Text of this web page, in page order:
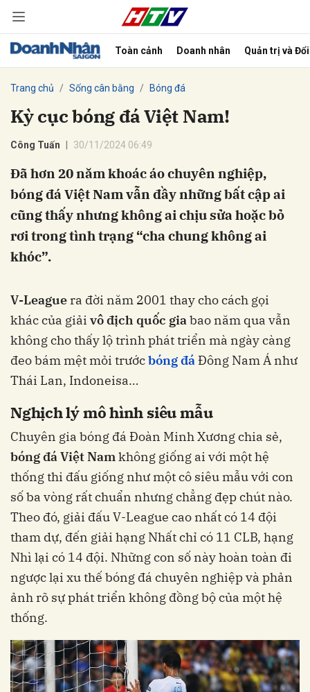
Toàn cảnh Doanh nhân Quản trị và
Trang chủ Sống cân bằng Bóng đá
Kỳ cục bóng đá Việt Nam!
Công Tuấn 30/11/2024 06:49
Đã hơn 20 năm khoác áo chuyên nghiệp,
bóng đá Việt Nam vẫn đầy những bất cập ai
cũng thấy nhưng không ai chịu sửa hoặc bỏ
rơi trong tình trạng “cha chung không ai
khóc”.
V-League ra đời năm 2001 thay cho cách gọi
khác của giải vô địch quốc giabao năm qua vẫn
không cho thấy lộ trình phát triển mà ngày càng
đeo bám mệt mỏi trướcbóng đáĐông Nam Á như
Thái Lan, Indoneisa…
Nghịch lý mô hình siêu mẫu
Chuyên gia bóng đá Đoàn Minh Xương chia sẻ,
bóng đá Việt Nam không giống ai với một hệ
thống thi đấu giống như một cô siêu mẫu với con
số ba vòng rất chuẩn nhưng chẳng đẹp chút nào.
Theo đó, giải đấu V-League cao nhất có 14 đội
tham dự, đến giải hạng Nhất chỉ có 11 CLB, hạng
Nhì lại có 14 đội. Những con số này hoàn toàn đi
ngược lại xu thế bóng đá chuyên nghiệp và phản
ảnh rõ sự phát triển không đồng bộ của một hệ
thống.
Hủy